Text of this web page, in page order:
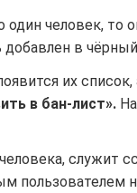
человек, то
добавлен в
их
в бан-лист».
служит
пользователем